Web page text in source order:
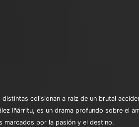
colisionan a raíz de un brutal
Iñárritu, es un drama profundo sobre el
marcados por la pasión y el destino.